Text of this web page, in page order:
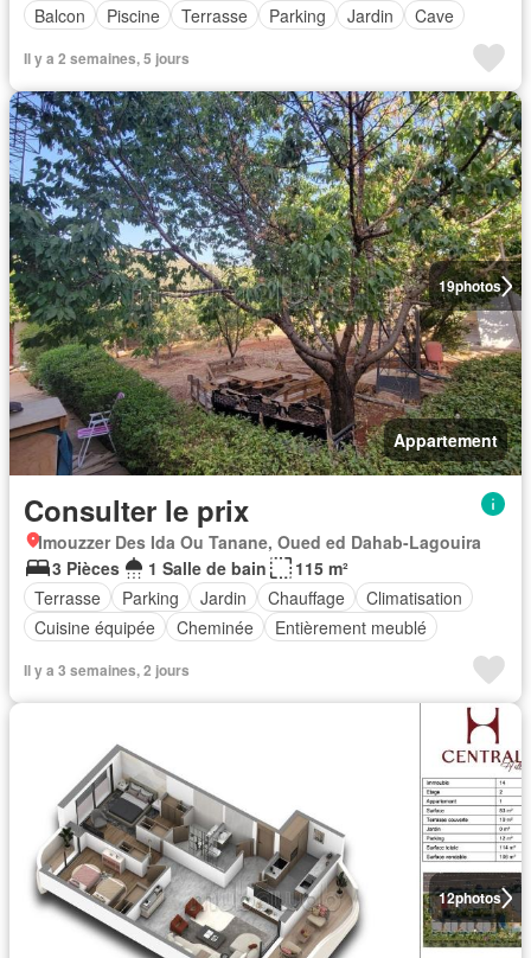
Balcon
Piscine Terrasse Parking Jardin Cave
Il y a 2 semaines, 5 jours
19photos
Appartement
Consulter le prix
Imouzzer Des Ida Ou Tanane, Oued ed Dahab-Lagouira
3 Pièces
1 Salle de bain
115 m²
Terrasse
Parking Jardin Chauffage
Climatisation
Cuisine équipée
Cheminée Entièrement meublé
Il y a 3 semaines, 2 jours
12photos